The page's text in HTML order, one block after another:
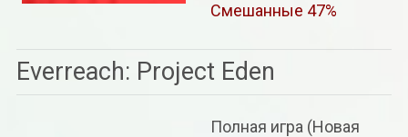
Смешанные 47%
Everreach: Project Eden
Полная игра (Новая